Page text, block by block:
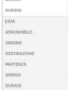
DURATA
DATA
AEROMOBILE
ORIGINE
DESTINAZIONE
PARTENZA
ARRIVO
DURATA